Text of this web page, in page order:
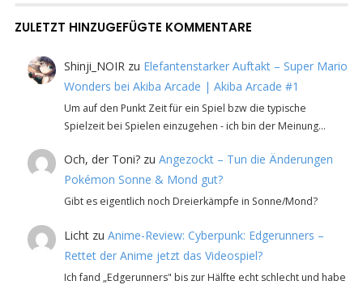
ZULETZT HINZUGEFÜGTE KOMMENTARE
Shinji_NOIR zu Elefantenstarker Auftakt – Super Mario
Wonders bei Akiba Arcade | Akiba Arcade #1
Um auf den Punkt Zeit für ein Spiel bzw die typische
Spielzeit bei Spielen einzugehen - ich bin der Meinung…
Och, der Toni? zuAngezockt – Tun die Änderungen
Pokémon Sonne & Mond gut?
Gibt es eigentlich noch Dreierkämpfe in Sonne/Mond?
Licht zuAnime-Review: Cyberpunk: Edgerunners –
Rettet der Anime jetzt das Videospiel?
Ich fand „Edgerunners" bis zur Hälfte echt schlecht und habe